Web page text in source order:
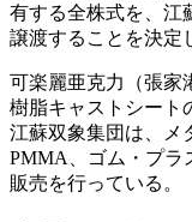
有する全株式を、江
譲渡することを決定
可楽麗亜克力（張家
樹脂キャストシート
江蘇双象集団は、メ
PMMA、ゴム・プラ
販売を行っている。